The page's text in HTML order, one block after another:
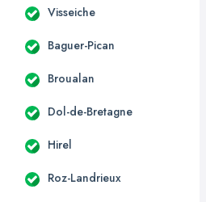
Visseiche
Baguer-Pican
Broualan
Dol-de-Bretagne
Hirel
Roz-Landrieux